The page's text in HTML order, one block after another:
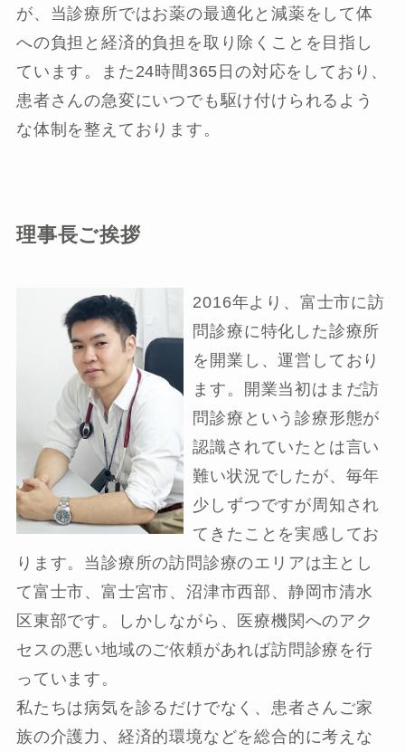
が、当診療所ではお薬の最適化と減薬をして体
への負担と経済的負担を取り除くことを目指し
ています。また24時間365日の対応をしており、
患者さんの急変にいつでも駆け付けられるよう
な体制を整えております。
理事長ご挨拶
2016年より、富士市に訪
問診療に特化した診療所
を開業し、運営しており
ます。開業当初はまだ訪
問診療という診療形態が
認識されていたとは言い
難い状況でしたが、毎年
少しずつですが周知され
てきたことを実感してお
ります。当診療所の訪問診療のエリアは主とし
て富士市、富士宮市、沼津市西部、静岡市清水
区東部です。しかしながら、医療機関へのアク
セスの悪い地域のご依頼があれば訪問診療を行
っています。
私たちは病気を診るだけでなく、患者さんご家
族の介護力、経済的環境などを総合的に考えな